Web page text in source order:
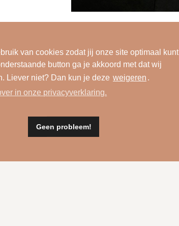
van cookies zodat jij onze site optimaal kunt
button ga je akkoord met dat wij
Liever niet? Dan kun je deze weigeren .
in onze privacyverklaring.
Geen probleem!
Wasinformatie